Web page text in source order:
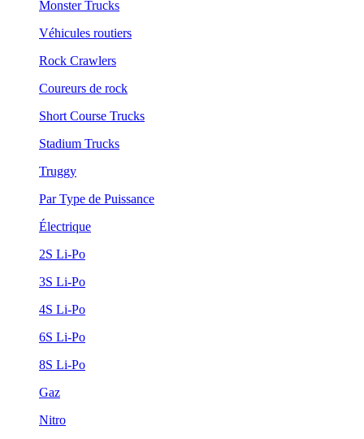
Monster Trucks
Véhicules routiers
Rock Crawlers
Coureurs de rock
Short Course Trucks
Stadium Trucks
Truggy
Par Type de Puissance
Électrique
2S Li-Po
3S Li-Po
4S Li-Po
6S Li-Po
8S Li-Po
Gaz
Nitro